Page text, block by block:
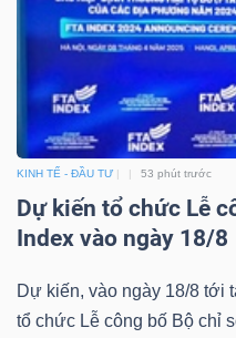
KINH TẾ - ĐẦU TƯ 53 phút trước
Dự kiến tổ chức Lễ
Index vào ngày 18/8
Dự kiến, vào ngày 18/8 tới
tổ chức Lễ công bố Bộ chỉ
VỤ
TRUYỀN
THÔNG
TIỆN
ÍCH